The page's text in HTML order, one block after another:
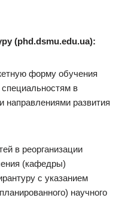
(phd.dsmu.edu.ua):
форму обучения
в
направлениями развития
в реорганизации
(кафедры)
с указанием
научного